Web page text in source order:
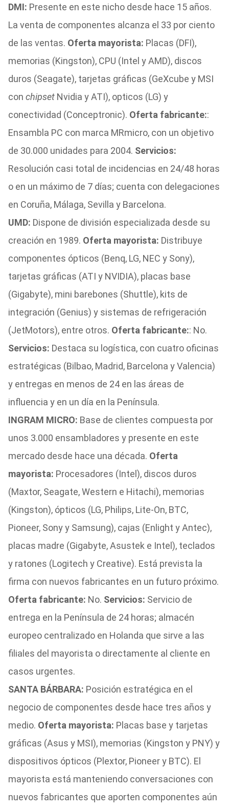
DMI: Presente en este nicho desde hace 15 años.
La venta de componentes alcanza el 33 por ciento
de las ventas. Oferta mayorista: Placas (DFI),
memorias (Kingston), CPU (Intel y AMD), discos
duros (Seagate), tarjetas gráficas (GeXcube y MSI
con chipsetNvidia y ATI), opticos (LG) y
conectividad (Conceptronic). Oferta fabricante::
Ensambla PC con marca MRmicro, con un objetivo
de 30.000 unidades para 2004. Servicios:
Resolución casi total de incidencias en 24/48 horas
o en un máximo de 7 días; cuenta con delegaciones
en Coruña, Málaga, Sevilla y Barcelona.
UMD: Dispone de división especializada desde su
creación en 1989. Oferta mayorista: Distribuye
componentes ópticos (Benq, LG, NEC y Sony),
tarjetas gráficas (ATI y NVIDIA), placas base
(Gigabyte), mini barebones (Shuttle), kits de
integración (Genius) y sistemas de refrigeración
(JetMotors), entre otros. Oferta fabricante:: No.
Servicios: Destaca su logística, con cuatro oficinas
estratégicas (Bilbao, Madrid, Barcelona y Valencia)
y entregas en menos de 24 en las áreas de
influencia y en un día en la Península.
INGRAM MICRO: Base de clientes compuesta por
unos 3.000 ensambladores y presente en este
mercado desde hace una década. Oferta
mayorista: Procesadores (Intel), discos duros
(Maxtor, Seagate, Western e Hitachi), memorias
(Kingston), ópticos (LG, Philips, Lite-On, BTC,
Pioneer, Sony y Samsung), cajas (Enlight y Antec),
placas madre (Gigabyte, Asustek e Intel), teclados
y ratones (Logitech y Creative). Está prevista la
firma con nuevos fabricantes en un futuro próximo.
Oferta fabricante: No. Servicios: Servicio de
entrega en la Península de 24 horas; almacén
europeo centralizado en Holanda que sirve a las
filiales del mayorista o directamente al cliente en
casos urgentes.
SANTA BÁRBARA: Posición estratégica en el
negocio de componentes desde hace tres años y
medio. Oferta mayorista: Placas base y tarjetas
gráficas (Asus y MSI), memorias (Kingston y PNY) y
dispositivos ópticos (Plextor, Pioneer y BTC). El
mayorista está manteniendo conversaciones con
nuevos fabricantes que aporten componentes aún